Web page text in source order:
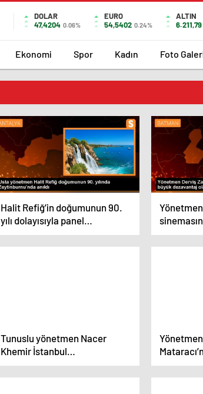
DOLAR
47,4204 0.06%
EURO
54,5402 0.24%
ALTIN
6.211,79
Ekonomi Spor Kadın Foto
Halit Refiğ’in doğumunun 90.
yılı dolayısıyla panel
düzenlendi
Tunuslu yönetmen Nacer
Khemir İstanbul
Üniversitesi’nde söyleşi yaptı